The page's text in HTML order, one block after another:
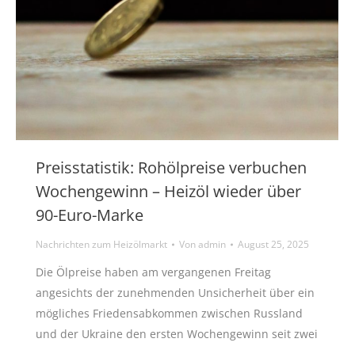
Preisstatistik: Rohölpreise verbuchen
Wochengewinn – Heizöl wieder über
90-Euro-Marke
Nachrichten zum Heizölmarkt Vonadmin August 25, 2025
Die Ölpreise haben am vergangenen Freitag
angesichts der zunehmenden Unsicherheit über ein
mögliches Friedensabkommen zwischen Russland
und der Ukraine den ersten Wochengewinn seit zwei